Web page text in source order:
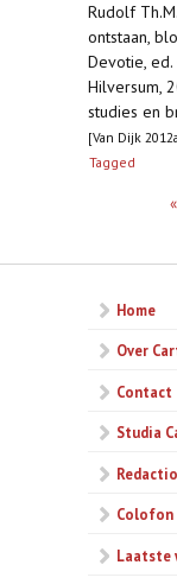
Rudolf
ontstaan,
Devotie,
Hilversum,
studies en
[Van Dijk
Tagged
Home
Over
Contact
Studia
Colofon
Laatste